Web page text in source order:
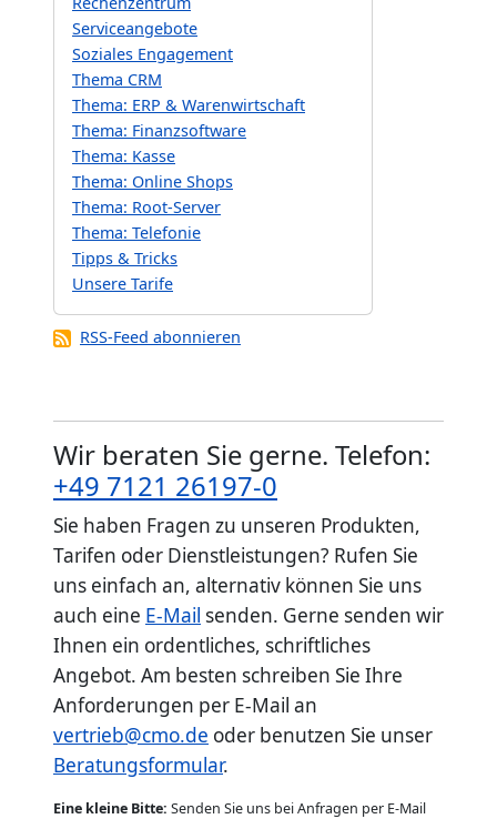
Serviceangebote
Soziales Engagement
Thema CRM
Thema: ERP & Warenwirtschaft
Thema: Finanzsoftware
Thema: Kasse
Thema: Online Shops
Thema: Root-Server
Thema: Telefonie
Tipps & Tricks
Unsere Tarife
RSS-Feed abonnieren
Wir beraten Sie gerne. Telefon:
+49 7121 26197-0
Sie haben Fragen zu unseren Produkten,
Tarifen oder Dienstleistungen? Rufen Sie
uns einfach an, alternativ können Sie uns
auch eine E-Mail senden. Gerne senden wir
Ihnen ein ordentliches, schriftliches
Angebot. Am besten schreiben Sie Ihre
Anforderungen per E-Mail an
vertrieb@cmo.de oder benutzen Sie unser
Beratungsformular.
Eine kleine Bitte: Senden Sie uns bei Anfragen per E-Mail